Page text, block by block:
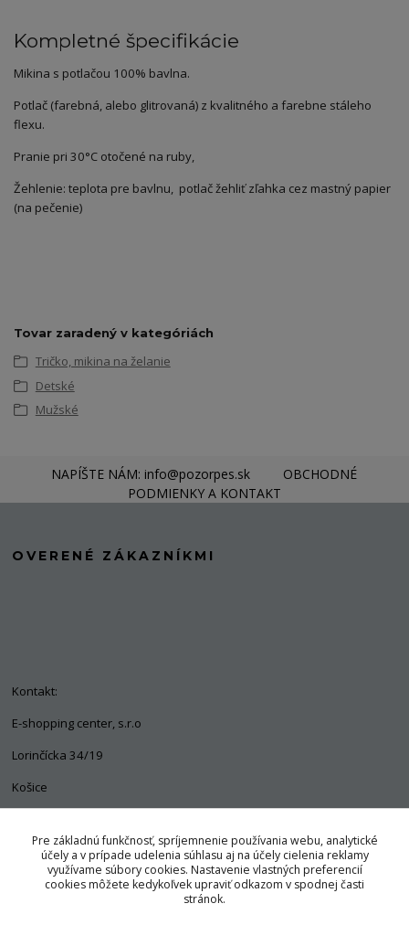
Kompletné špecifikácie
Mikina s potlačou 100% bavlna.
Potlač (farebná, alebo glitrovaná) z kvalitného a farebne stáleho
flexu.
Pranie pri 30°C otočené na ruby,
Žehlenie: teplota pre bavlnu, potlač žehliť zľahka cez mastný papier
(na pečenie)
Tovar zaradený v kategóriách
Tričko, mikina na želanie
Detské
Mužské
NAPÍŠTE NÁM: info@pozorpes.sk
OBCHODNÉ
PODMIENKY A KONTAKT
OVERENÉ ZÁKAZNÍKMI
Kontakt:
E-shopping center, s.r.o
Lorinčícka 34/19
Košice
+421 903 563 637
info@pozorpes.sk
Pre základnú funkčnosť, spríjemnenie používania webu, analytické
účely a v prípade udelenia súhlasu aj na účely cielenia reklamy
využívame súbory cookies. Nastavenie vlastných preferencií
cookies môžete kedykoľvek upraviť odkazom v spodnej časti
stránok.